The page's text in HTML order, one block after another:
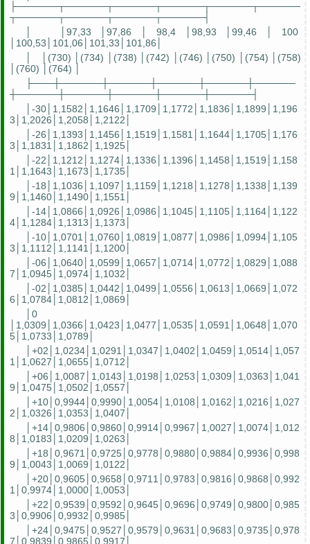
├──────┬──────┬──────┬──────┬──────┬──────
┬──────┬──────┬──────┬──────┤
│97,33 │97,86 │ 98,4 │98,93 │99,46 │ 100
│100,53│101,06│101,33│101,86│
│(730) │(734) │(738) │(742) │(746) │(750) │(754) │(758)
│(760) │(764) │
├───┼──────┼──────┼──────┼──────┼──────
┼──────┼──────┼──────┼──────┼──────┤
│-30│1,1582│1,1646│1,1709│1,1772│1,1836│1,1899│1,196
3│1,2026│1,2058│1,2122│
│-26│1,1393│1,1456│1,1519│1,1581│1,1644│1,1705│1,176
3│1,1831│1,1862│1,1925│
│-22│1,1212│1,1274│1,1336│1,1396│1,1458│1,1519│1,158
1│1,1643│1,1673│1,1735│
│-18│1,1036│1,1097│1,1159│1,1218│1,1278│1,1338│1,139
9│1,1460│1,1490│1,1551│
│-14│1,0866│1,0926│1,0986│1,1045│1,1105│1,1164│1,122
4│1,1284│1,1313│1,1373│
│-10│1,0701│1,0760│1,0819│1,0877│1,0986│1,0994│1,105
3│1,1112│1,1141│1,1200│
│-06│1,0640│1,0599│1,0657│1,0714│1,0772│1,0829│1,088
7│1,0945│1,0974│1,1032│
│-02│1,0385│1,0442│1,0499│1,0556│1,0613│1,0669│1,072
6│1,0784│1,0812│1,0869│
│0
│1,0309│1,0366│1,0423│1,0477│1,0535│1,0591│1,0648│1,070
5│1,0733│1,0789│
│+02│1,0234│1,0291│1,0347│1,0402│1,0459│1,0514│1,057
1│1,0627│1,0655│1,0712│
│+06│1,0087│1,0143│1,0198│1,0253│1,0309│1,0363│1,041
9│1,0475│1,0502│1,0557│
│+10│0,9944│0,9990│1,0054│1,0108│1,0162│1,0216│1,027
2│1,0326│1,0353│1,0407│
│+14│0,9806│0,9860│0,9914│0,9967│1,0027│1,0074│1,012
8│1,0183│1,0209│1,0263│
│+18│0,9671│0,9725│0,9778│0,9880│0,9884│0,9936│0,998
9│1,0043│1,0069│1,0122│
│+20│0,9605│0,9658│0,9711│0,9783│0,9816│0,9868│0,992
1│0,9974│1,0000│1,0053│
│+22│0,9539│0,9592│0,9645│0,9696│0,9749│0,9800│0,985
3│0,9906│0,9932│0,9985│
│+24│0,9475│0,9527│0,9579│0,9631│0,9683│0,9735│0,978
7│0,9839│0,9865│0,9917│